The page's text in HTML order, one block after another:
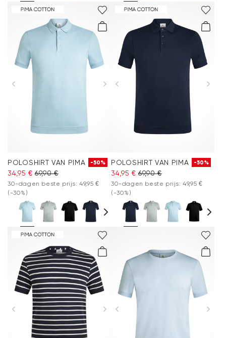
POLOSHIRT VAN PIMA -50%
34,95 € 69,90 €
30-dagen beste prijs: 49,95 €
(-30%)
POLOSHIRT VAN PIMA -50%
34,95 € 69,90 €
30-dagen beste prijs: 49,95 €
(-30%)